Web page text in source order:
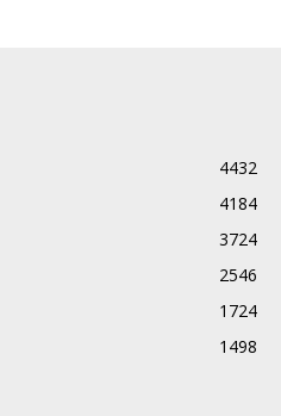
4432
4184
3724
2546
1724
1498